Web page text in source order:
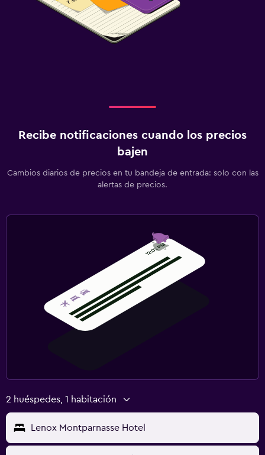
Recibe notificaciones cuando los precios
bajen
Cambios diarios de precios en tu bandeja de entrada: solo con las
alertas de precios.
2 huéspedes, 1 habitación
Lenox Montparnasse Hotel